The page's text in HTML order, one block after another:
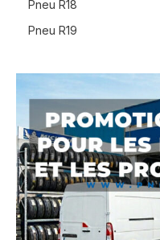
Pneu R18
Pneu R19